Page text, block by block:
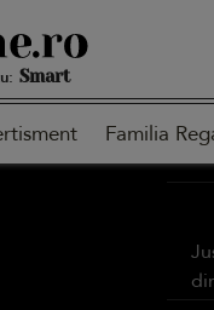
Smart
Familia